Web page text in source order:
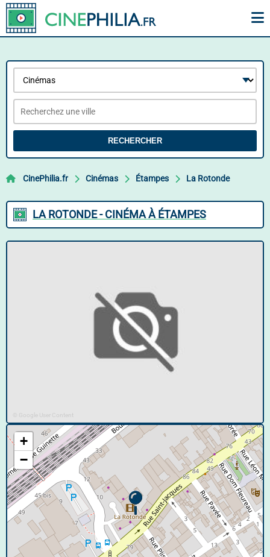
RECHERCHER
CinePhilia.fr Cinémas Étampes La Rotonde
LA ROTONDE - CINÉMA À ÉTAMPES
© Google User Content
+
−